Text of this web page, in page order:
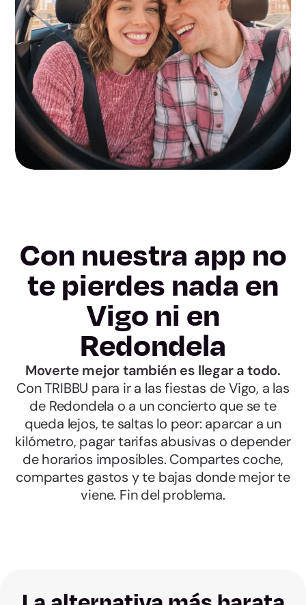
Con nuestra app no
te pierdes nada en
Vigo ni en
Redondela
Moverte mejor también es llegar a todo.
Con TRIBBU para ir a las fiestas de Vigo, a las
de Redondela o a un concierto que se te
queda lejos, te saltas lo peor: aparcar a un
kilómetro, pagar tarifas abusivas o depender
de horarios imposibles. Compartes coche,
compartes gastos y te bajas donde mejor te
viene. Fin del problema.